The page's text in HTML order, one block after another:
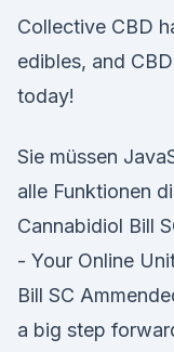
Collective CBD
edibles, and
today!
Sie müssen
alle Funktionen
Cannabidiol Bill
- Your Online
Bill SC
a big step